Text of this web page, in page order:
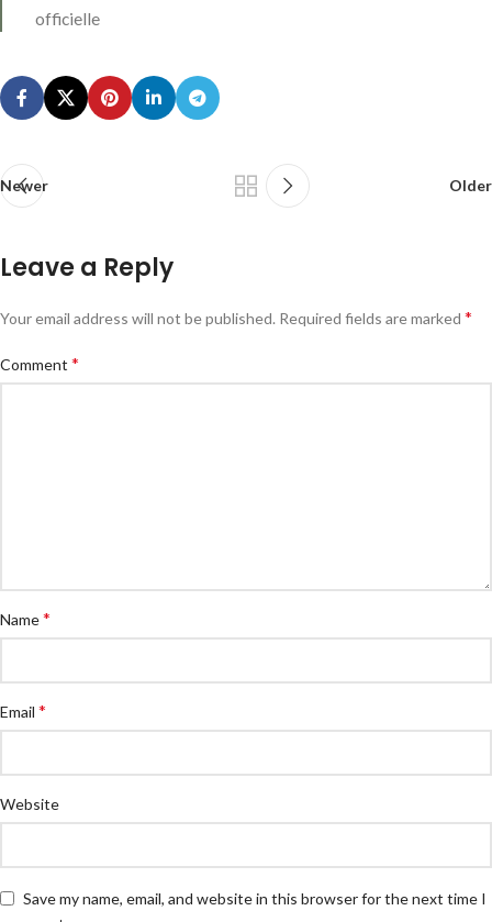
officielle
Newer Older
Leave a Reply
Your email address will not be published. Required fields are marked *
Comment *
Name*
Email *
Website
Save my name, email, and website in this browser for the next time I